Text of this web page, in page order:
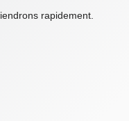
rapidement.